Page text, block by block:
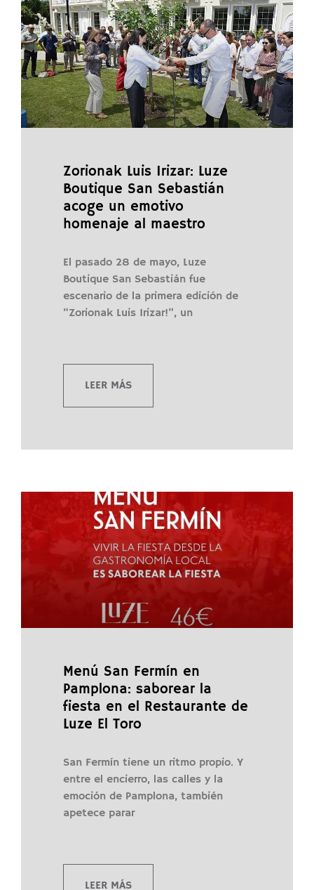
Zorionak Luis Irizar: Luze
Boutique San Sebastián
acoge un emotivo
homenaje al maestro
El pasado 28 de mayo, Luze
Boutique San Sebastián fue
escenario de la primera edición de
“Zorionak Luis Irizar!”, un
LEER MÁS
Menú San Fermín en
Pamplona: saborear la
fiesta en el Restaurante de
Luze El Toro
San Fermín tiene un ritmo propio. Y
entre el encierro, las calles y la
emoción de Pamplona, también
apetece parar
LEER MÁS